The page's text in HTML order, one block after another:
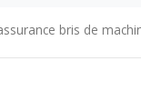
bris de